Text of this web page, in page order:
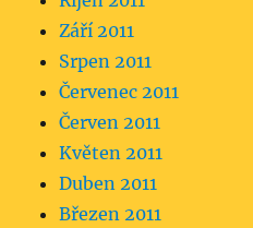
Září 2011
Srpen 2011
Červenec 2011
Červen 2011
Květen 2011
Duben 2011
Březen 2011